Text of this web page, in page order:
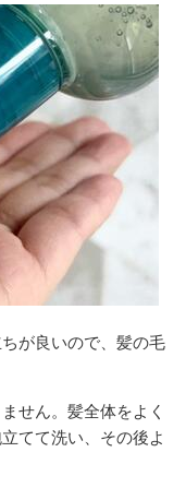
が良いので、髪の毛
せん。髪全体をよく
てて洗い、その後よ